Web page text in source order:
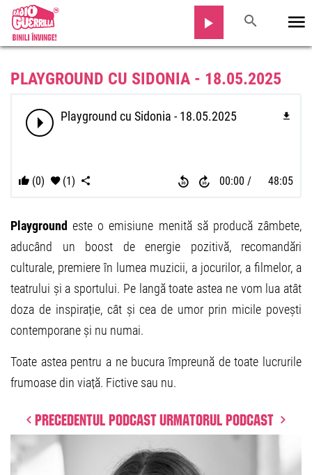
PLAYGROUND CU SIDONIA - 18.05.2025
00:00 48:05
Playground cu Sidonia - 18.05.2025
(0) (1)
Playground este o emisiune menită să producă zâmbete,
aducând un boost de energie pozitivă, recomandări
culturale, premiere în lumea muzicii, a jocurilor, a filmelor, a
teatrului și a sportului. Pe langă toate astea ne vom lua atât
doza de inspirație, cât și cea de umor prin micile povești
contemporane și nu numai.
Toate astea pentru a ne bucura împreună de toate lucrurile
frumoase din viață. Fictive sau nu.
Precedentul podcast Urmatorul podcast